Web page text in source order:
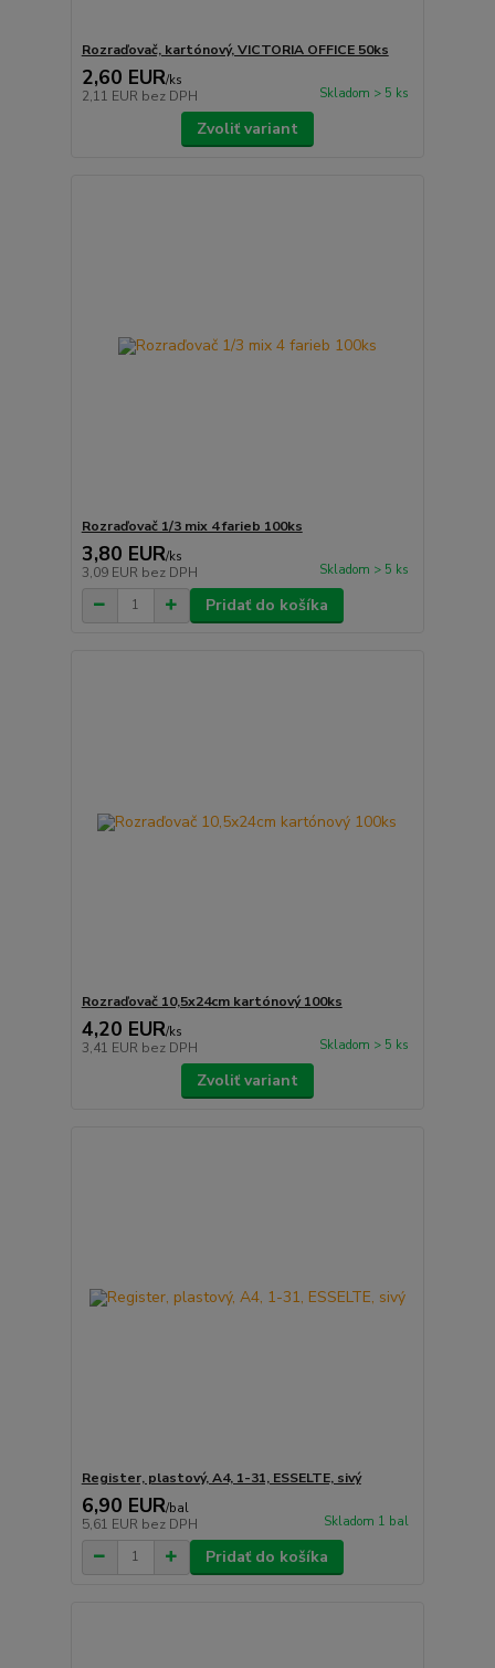
Rozraďovač, kartónový, VICTORIA OFFICE 50ks
2,60 EUR/ks
2,11 EUR bez DPH Skladom > 5 ks
Zvoliť variant
Rozraďovač 1/3 mix 4 farieb 100ks
3,80 EUR/ks
3,09 EUR bez DPH Skladom > 5 ks
Pridať do košíka
Rozraďovač 10,5x24cm kartónový 100ks
4,20 EUR/ks
3,41 EUR bez DPH Skladom > 5 ks
Zvoliť variant
Register, plastový, A4, 1-31, ESSELTE, sivý
6,90 EUR/bal
5,61 EUR bez DPH Skladom 1 bal
Pridať do košíka